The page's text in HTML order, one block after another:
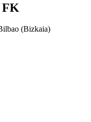
(Bizkaia)